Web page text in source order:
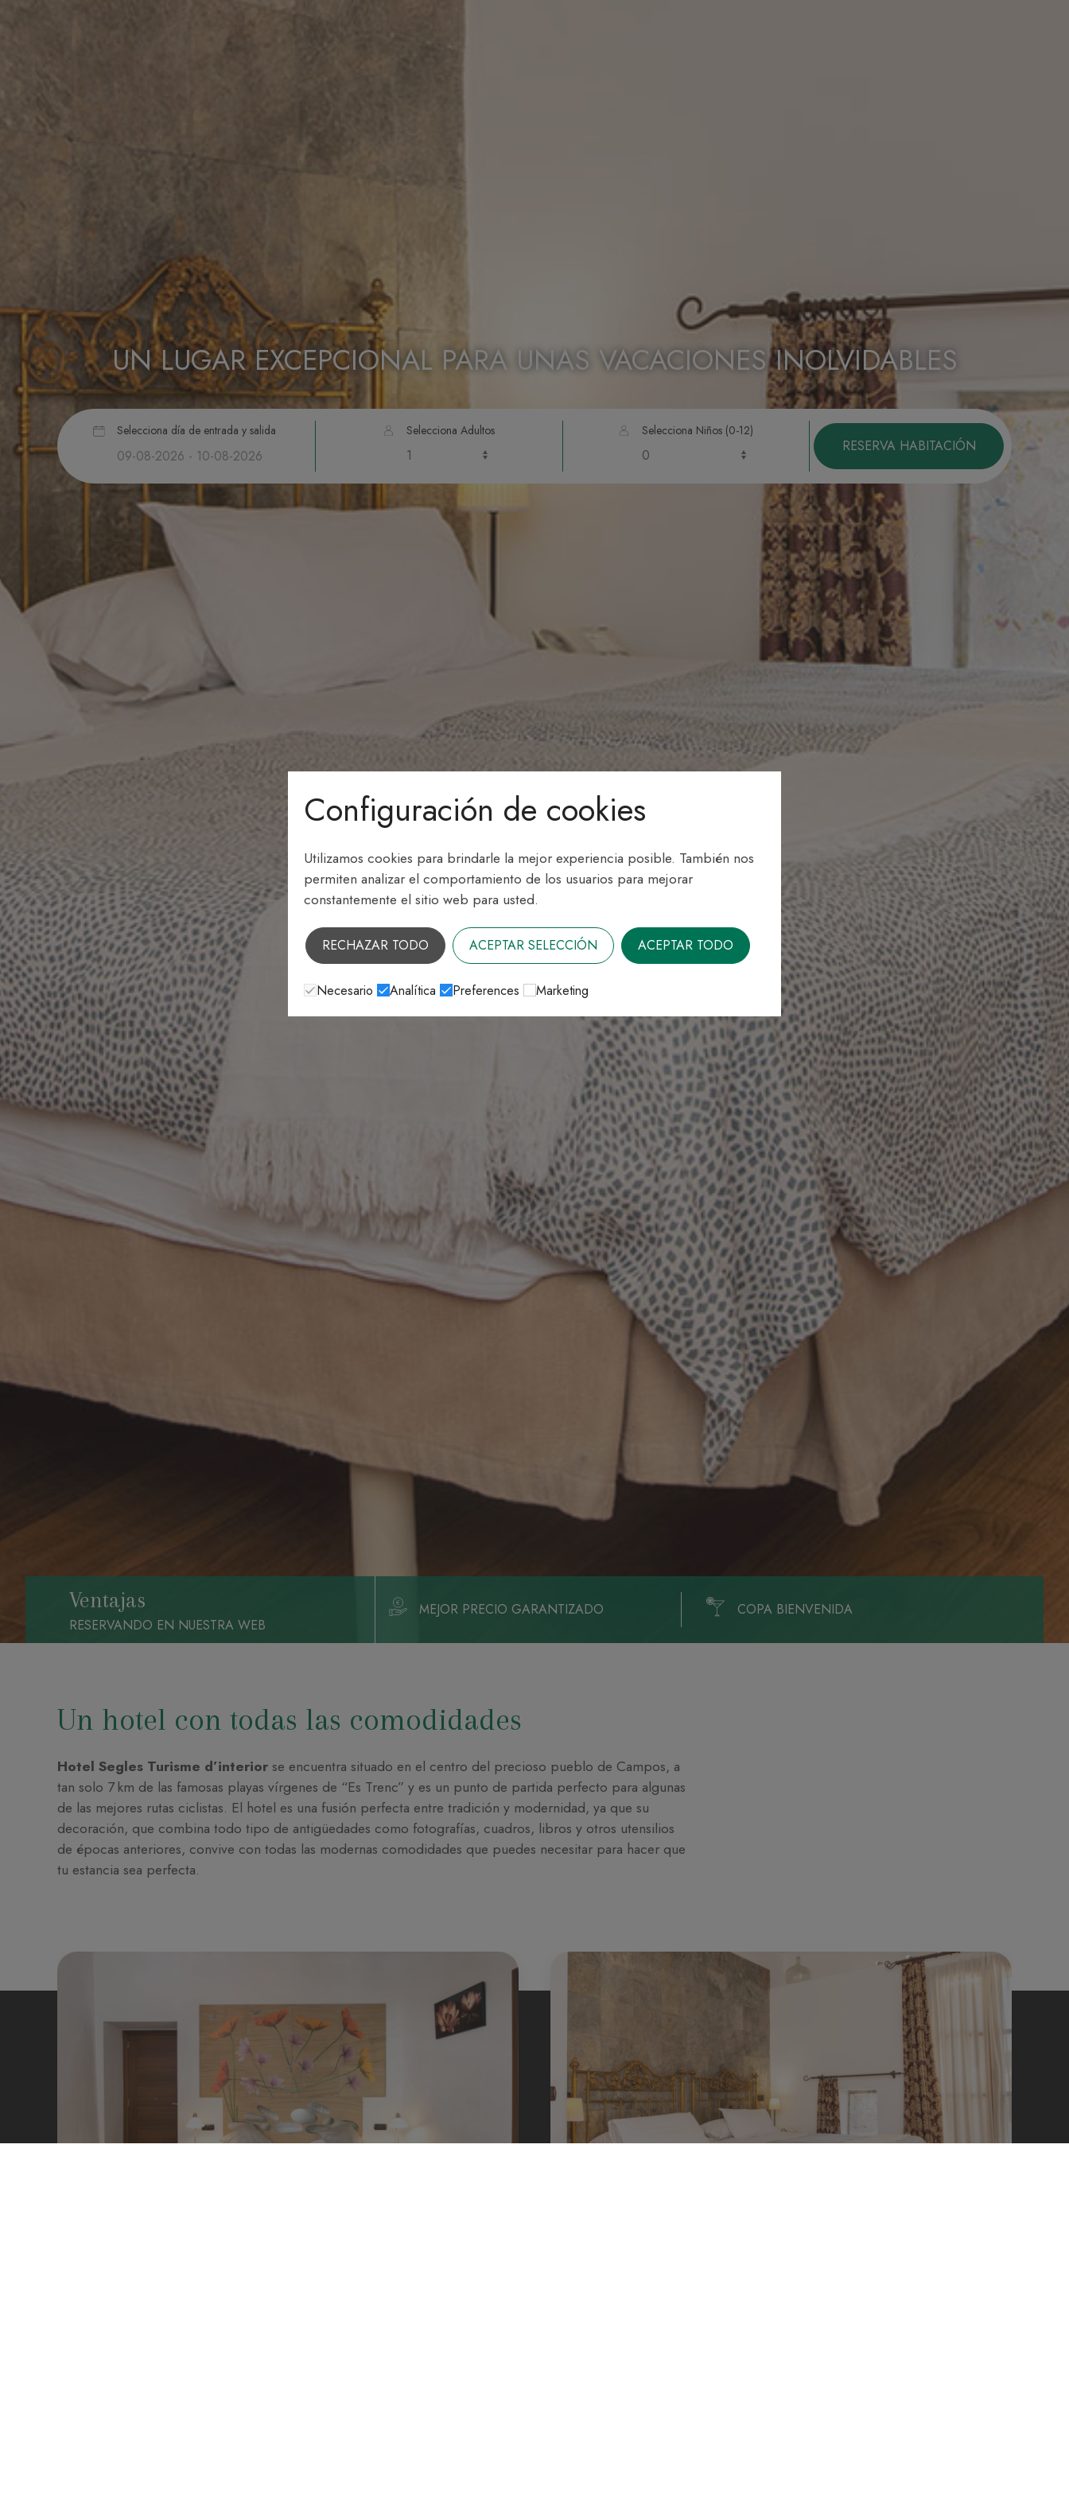
UN LUGAR EXCEPCIONAL PARA UNAS VACACIONES INOLVIDABLES
Selecciona día de entrada y salida Selecciona Adultos Selecciona Niños (0-12)
RESERVA HABITACIÓN
Ventajas
RESERVANDO EN NUESTRA WEB
MEJOR PRECIO GARANTIZADO COPA BIENVENIDA
Un hotel con todas las comodidades
Hotel Segles Turisme d’interiorse encuentra situado en el centro del precioso pueblo de Campos, a
tan solo 7 km de las famosas playas vírgenes de “Es Trenc” y es un punto de partida perfecto para algunas
de las mejores rutas ciclistas. El hotel es una fusión perfecta entre tradición y modernidad, ya que su
decoración, que combina todo tipo de antigüedades como fotografías, cuadros, libros y otros utensilios
de épocas anteriores, convive con todas las modernas comodidades que puedes necesitar para hacer que
tu estancia sea perfecta.
Configuración de cookies
Utilizamos cookies para brindarle la mejor experiencia posible. También nos
permiten analizar el comportamiento de los usuarios para mejorar
constantemente el sitio web para usted.
RECHAZAR TODO ACEPTAR SELECCIÓN ACEPTAR TODO
Necesario Analítica Preferences Marketing